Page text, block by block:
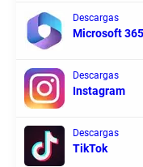
Descargas
Microsoft 365
Descargas
Instagram
Descargas
TikTok